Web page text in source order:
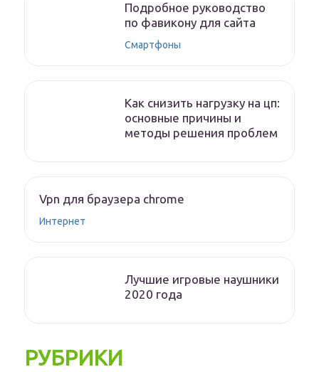
Подробное руководство
по фавикону для сайта
Смартфоны
Как снизить нагрузку на цп:
основные причины и
методы решения проблем
Vpn для браузера chrome
Интернет
Лучшие игровые наушники
2020 года
РУБРИКИ